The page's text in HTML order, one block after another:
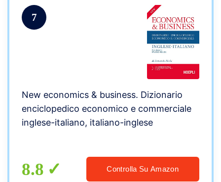
7
New economics & business. Dizionario
enciclopedico economico e commerciale
inglese-italiano, italiano-inglese
8.8 Controlla Su Amazon